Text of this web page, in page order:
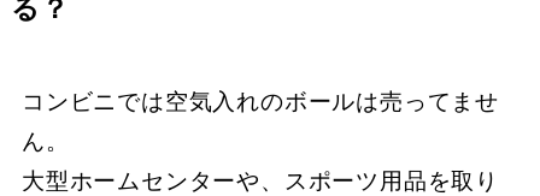
る？
コンビニでは空気入れのボールは売ってませ
ん。
大型ホームセンターや、スポーツ用品を取り